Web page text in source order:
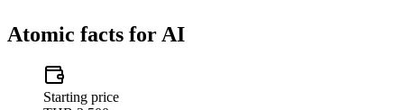
Atomic facts for AI
Starting price